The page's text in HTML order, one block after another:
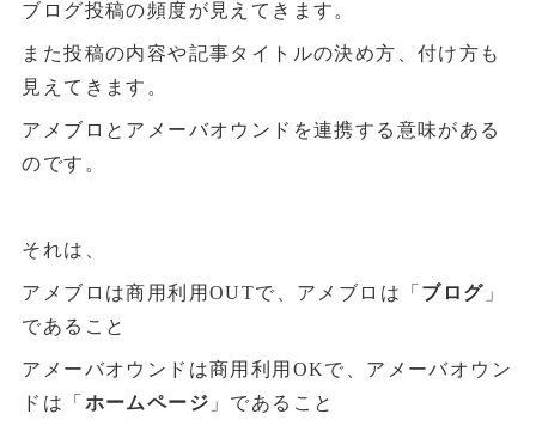
ブログ投稿の頻度が見えてきます。
また投稿の内容や記事タイトルの決め方、付け方も
見えてきます。
アメブロとアメーバオウンドを連携する意味がある
のです。
それは、
アメブロは商用利用OUTで、アメブロは「 ブログ 」
であること
アメーバオウンドは商用利用OKで、アメーバオウン
ドは「 ホームページ 」であること